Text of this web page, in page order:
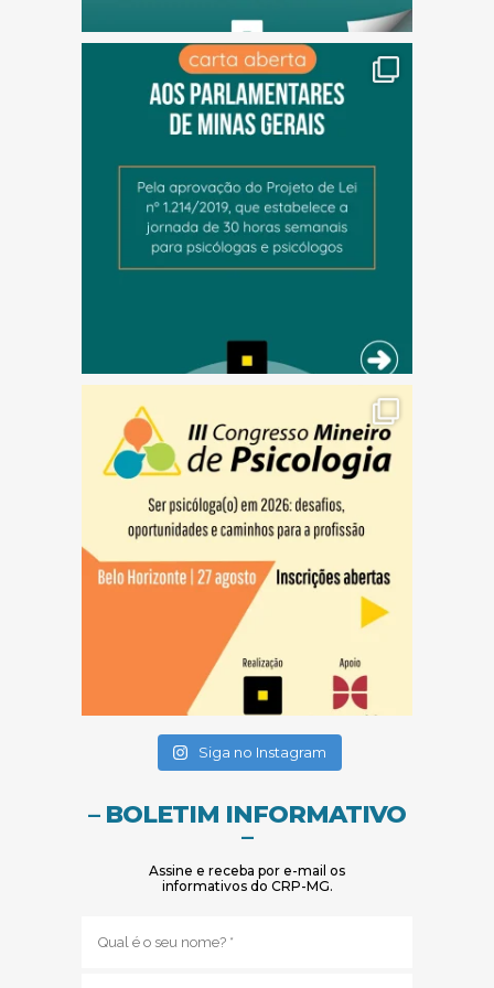
Siga no Instagram
– BOLETIM INFORMATIVO
–
Assine e receba por e-mail os
informativos do CRP-MG.